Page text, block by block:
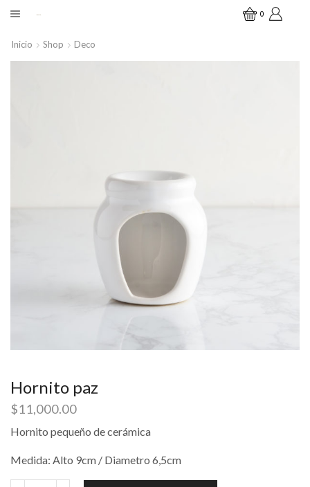
0
Inicio Shop Deco
Hornito paz
$11,000.00
Hornito pequeño de cerámica
Medida: Alto 9cm / Diametro 6,5cm